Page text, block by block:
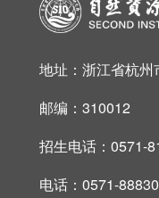
地址：浙江省杭
邮编：310012
招生电话：0571-
电话：0571-